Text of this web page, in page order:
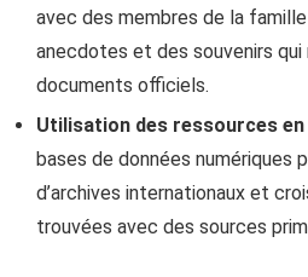
avec des membres de la
anecdotes et des souvenirs qui
documents officiels.
Utilisation des ressources en
bases de données numériques
d’archives internationaux et
trouvées avec des sources